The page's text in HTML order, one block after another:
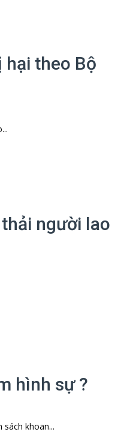
hại theo Bộ
người lao
hình sự ?
khoan...